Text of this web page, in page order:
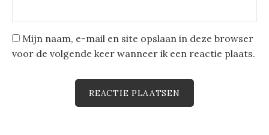
Mijn naam, e-mail en site opslaan in deze browser
voor de volgende keer wanneer ik een reactie plaats.